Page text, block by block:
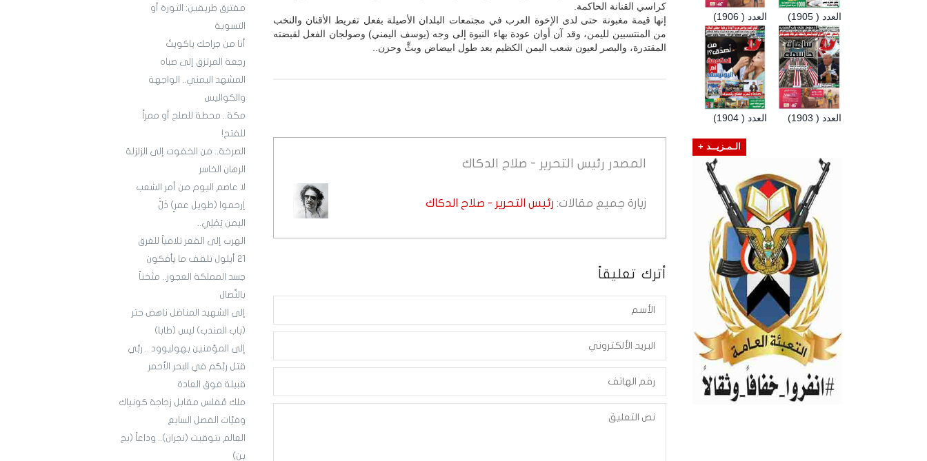
مفترق طريقين: الثورة أو
التسوية
أنا من جراحك ياكويتُ
رجعة المرتزق إلى صباه
المشهد اليمني.. الواجهة
والكواليس
مكة.. محطة للصلح أو ممراً
للفتح!
الصرخة.. من الخفوت إلى الزلزلة
الرهان الخاسر
لا عاصم اليوم من أمر الشعب
إرحموا (طويل عمرٍ) ذَلّْ
اليمن يُمْلِي..
الهرب إلى القعر تلافياً للغرق
21 أيلول تلقف ما يأفكون
جسد المملكة العجوز.. مثخناً
بالنِّصال
إلى الشهيد المناضل ناهض حتر
(باب المندب) ليس (طابا)
إلى المؤمنين بهوليوود .. ربِّي
قتل ربَّكم في البحر الأحمر
قبيلة فوق العادة
ملك مُفلس مقابل زجاجة كونياك
وفيَّات الفصل السابع
العالم بتوقيت (نجران).. وداعاً (بج
بن)
كراسي القنانة الحاكمة.
إنها قيمة مغبونة حتى لدى الإخوة العرب في مجتمعات البلدان الأصيلة بفعل تفريط الأقنان والنخب
من المنتسبين لليمن، وقد آن أوان عودة بهاء النبوة إلى وجه (يوسف اليمني) وصولجان الفعل لقبضته
المقتدرة، والبصر لعيون شعب اليمن الكظيم بعد طول ابيضاض وبثٍّ وحزن..
المصدر رئيس التحرير - صلاح الدكاك
زيارة جميع مقالات: رئيس التحرير - صلاح الدكاك
أترك تعليقاً
العدد ( 1906) العدد ( 1905)
العدد ( 1904) العدد ( 1903)
الـمـزيــد +